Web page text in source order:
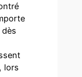
lors